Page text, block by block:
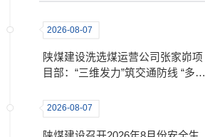
2026-08-07
陕煤建设洗选煤运营公司张家峁项
目部：“三维发力”筑交通防线 “多措
2026-08-07